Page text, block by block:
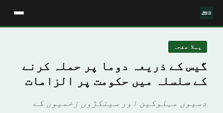
پہلا صفحہ
گیس کے ذریعہ دوما پر حملہ کرنے
کے سلسلہ میں حکومت پر الزامات
دسیوں مہلوکین اور سینکڑوں زخمیوں کے